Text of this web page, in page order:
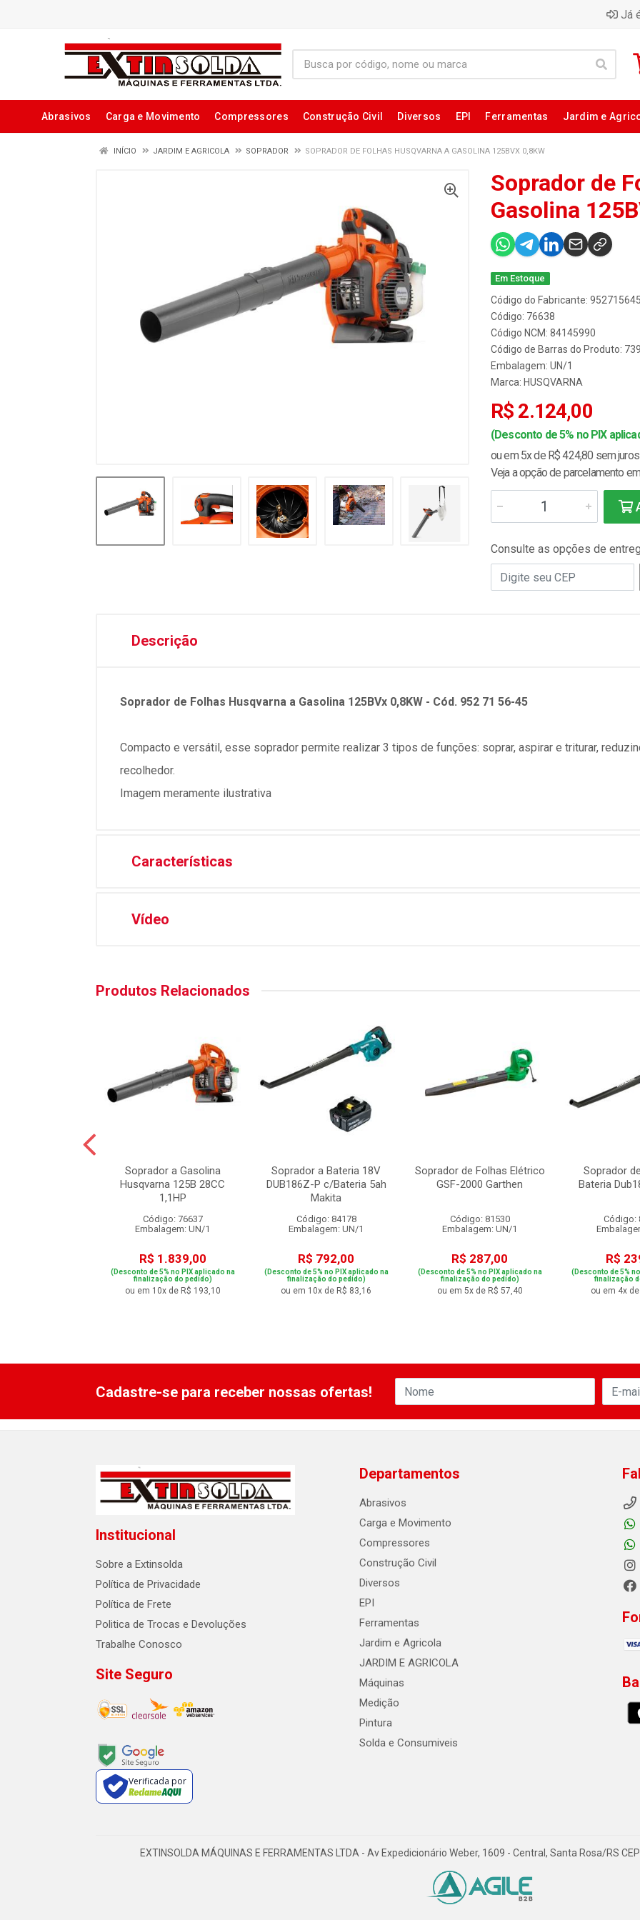
Já
Abrasivos Carga e Movimento Compressores Construção Civil Diversos EPI Ferramentas Jardim e
INÍCIO JARDIM E AGRICOLA SOPRADOR SOPRADOR DE FOLHAS HUSQVARNA A GASOLINA 125BVX 0,8KW
Soprador de
Gasolina
Em Estoque
Código do Fabricante: 952715645
Código: 76638
Código NCM: 84145990
Código de Barras do Produto:
Embalagem: UN/1
Marca: HUSQVARNA
R$ 2.124,00
(Desconto de 5% no PIX
ou em 5x de R$ 424,80 sem juros
Veja a opção de parcelamento
Consulte as opções de
Descrição
Soprador de Folhas Husqvarna a Gasolina 125BVx 0,8KW - Cód. 952 71 56-45
Compacto e versátil, esse soprador permite realizar 3 tipos de funções: soprar, aspirar e triturar,
recolhedor.
Imagem meramente ilustrativa
Características
Vídeo
Produtos Relacionados
Soprador a Gasolina
Husqvarna 125B 28CC
1,1HP
Código: 76637
Embalagem: UN/1
R$ 1.839,00
(Desconto de 5% no PIX aplicado na
finalização do pedido)
ou em 10x de R$ 193,10
Soprador a Bateria 18V
DUB186Z-P c/Bateria 5ah
Makita
Código: 84178
Embalagem: UN/1
R$ 792,00
(Desconto de 5% no PIX aplicado na
finalização do pedido)
ou em 10x de R$ 83,16
Soprador de Folhas Elétrico
GSF-2000 Garthen
Código: 81530
Embalagem: UN/1
R$ 287,00
(Desconto de 5% no PIX aplicado na
finalização do pedido)
ou em 5x de R$ 57,40
Soprador
Bateria
Código:
R$
(Desconto de 5%
finalização
ou em 4x
Cadastre-se para receber nossas ofertas!
Institucional
Sobre a Extinsolda
Política de Privacidade
Política de Frete
Politica de Trocas e Devoluções
Trabalhe Conosco
Site Seguro
Verificada por
Departamentos
Abrasivos
Carga e Movimento
Compressores
Construção Civil
Diversos
EPI
Ferramentas
Jardim e Agricola
JARDIM E AGRICOLA
Máquinas
Medição
Pintura
Solda e Consumiveis
EXTINSOLDA MÁQUINAS E FERRAMENTAS LTDA - Av Expedicionário Weber, 1609 - Central, Santa Rosa/RS